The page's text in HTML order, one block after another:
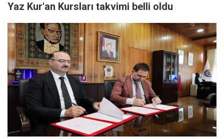
Yaz Kur'an Kursları takvimi belli oldu